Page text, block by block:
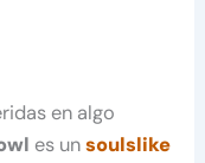
en algo
es unsoulslike